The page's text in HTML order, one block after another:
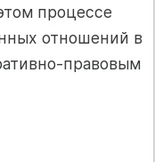
процессе
отношений в
правовым